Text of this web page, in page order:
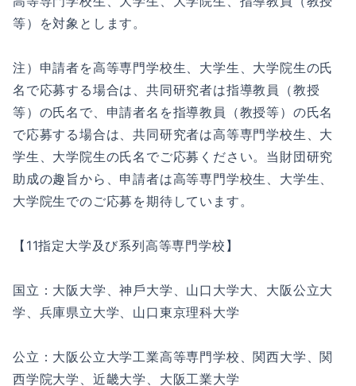
等）を対象とします。
注）申請者を⾼等専⾨学校⽣、⼤学⽣、⼤学院⽣の⽒
名で応募する場合は、共同研究者は指導教員（教授
等）の⽒名で、申請者名を指導教員（教授等）の⽒名
で応募する場合は、共同研究者は⾼等専⾨学校⽣、⼤
学⽣、⼤学院⽣の⽒名でご応募ください。当財団研究
助成の趣旨から、申請者は⾼等専⾨学校⽣、⼤学⽣、
⼤学院⽣でのご応募を期待しています。
【11指定⼤学及び系列⾼等専⾨学校】
国⽴：⼤阪⼤学、神⼾⼤学、⼭⼝⼤学⼤、⼤阪公⽴⼤
学、兵庫県⽴⼤学、⼭⼝東京理科⼤学
公⽴：⼤阪公⽴⼤学⼯業⾼等専⾨学校、関⻄⼤学、関
⻄学院⼤学、近畿⼤学、⼤阪⼯業⼤学